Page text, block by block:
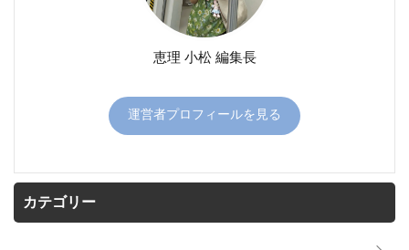
恵理 小松 編集長
運営者プロフィールを見る
カテゴリー